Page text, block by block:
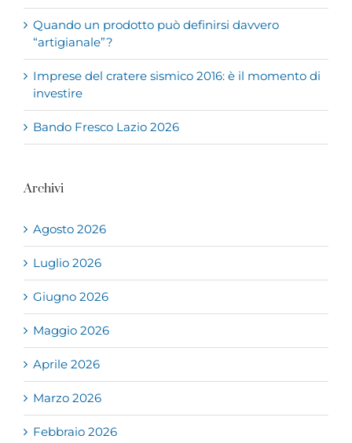
Quando un prodotto può definirsi davvero
“artigianale”?
Imprese del cratere sismico 2016: è il momento di
investire
Bando Fresco Lazio 2026
Archivi
Agosto 2026
Luglio 2026
Giugno 2026
Maggio 2026
Aprile 2026
Marzo 2026
Febbraio 2026